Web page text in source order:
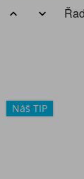
Náš TIP